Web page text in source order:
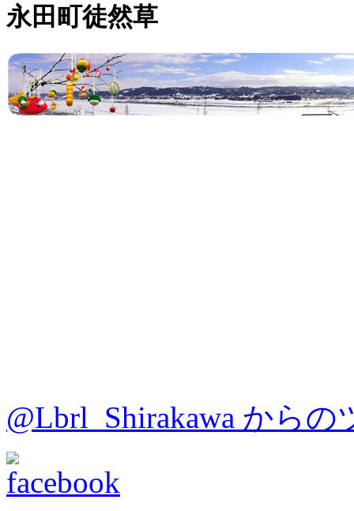
永田町徒然草
@Lbrl_Shirakawa からの